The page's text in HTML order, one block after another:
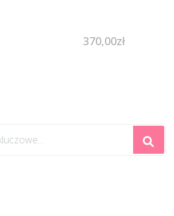
370,00zł